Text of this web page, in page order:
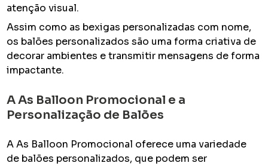
atenção visual.
Assim como as bexigas personalizadas com nome,
os balões personalizados são uma forma criativa de
decorar ambientes e transmitir mensagens de forma
impactante.
A As Balloon Promocional e a
Personalização de Balões
A As Balloon Promocional oferece uma variedade
de balões personalizados, que podem ser